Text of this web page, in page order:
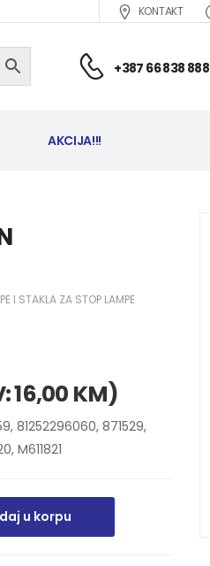
KONTAKT
+387 66 838 888
AKCIJA!!!
I STAKLA ZA STOP LAMPE
16,00 KM)
81252296060, 871529,
M611821
u korpu